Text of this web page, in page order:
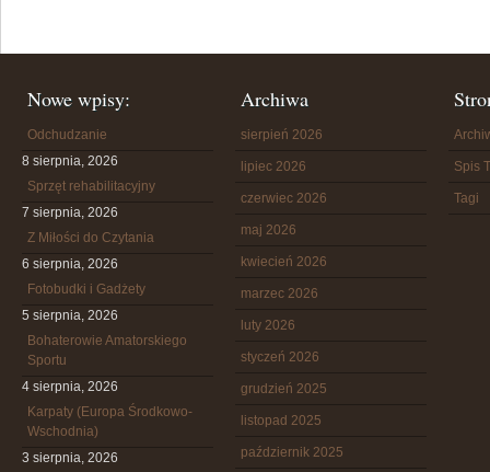
Nowe wpisy:
Odchudzanie
8 sierpnia, 2026
Sprzęt rehabilitacyjny
7 sierpnia, 2026
Z Miłości do Czytania
6 sierpnia, 2026
Fotobudki i Gadżety
5 sierpnia, 2026
Bohaterowie Amatorskiego
Sportu
4 sierpnia, 2026
Karpaty (Europa Środkowo-
Wschodnia)
3 sierpnia, 2026
Archiwa
sierpień 2026
lipiec 2026
czerwiec 2026
maj 2026
kwiecień 2026
marzec 2026
luty 2026
styczeń 2026
grudzień 2025
listopad 2025
październik 2025
Spis
Tagi